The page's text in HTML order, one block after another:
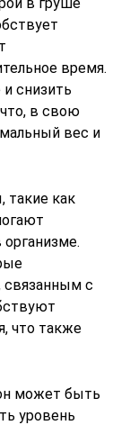
время.
снизить
в свою
вес и
такие как
связанным с
что также
может быть
уровень